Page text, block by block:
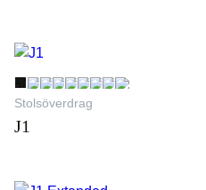
Stolsöverdrag
J1